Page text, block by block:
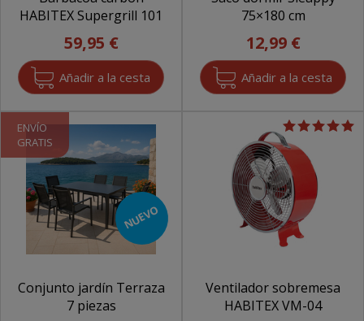
HABITEX Supergrill 101
59,95 €
75×180 cm
12,99 €
ENVÍO
GRATIS
NUEVO
Conjunto jardín Terraza
7 piezas
Ventilador sobremesa
HABITEX VM-04